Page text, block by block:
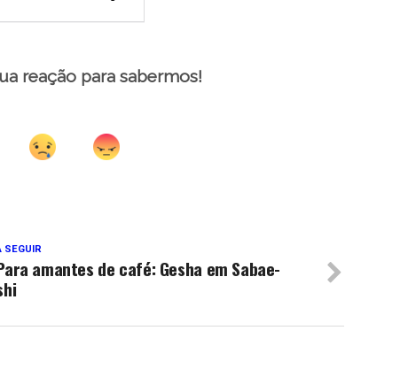
reação para sabermos!
SEGUIR
amantes de café: Gesha em Sabae-